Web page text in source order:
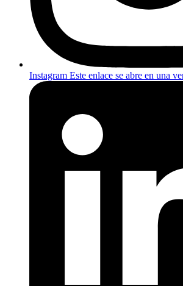
Instagram Este enlace se abre en una